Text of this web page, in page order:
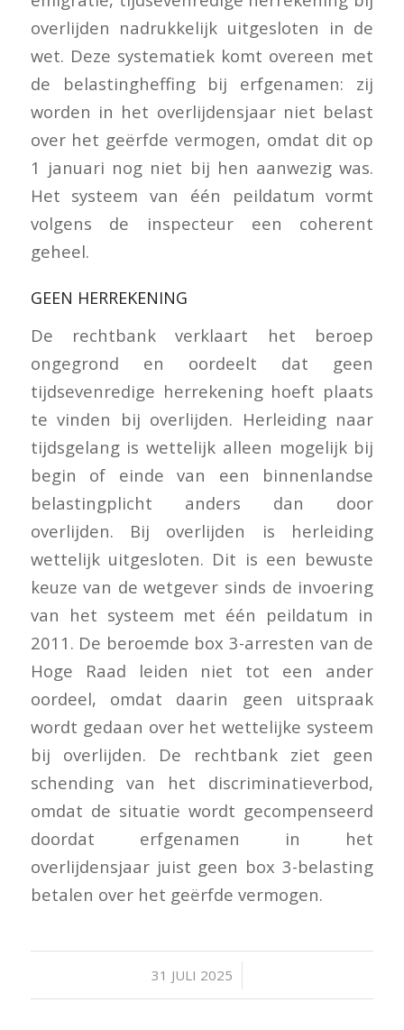
overlijden nadrukkelijk uitgesloten in de
wet. Deze systematiek komt overeen met
de belastingheffing bij erfgenamen: zij
worden in het overlijdensjaar niet belast
over het geërfde vermogen, omdat dit op
1 januari nog niet bij hen aanwezig was.
Het systeem van één peildatum vormt
volgens de inspecteur een coherent
geheel.
GEEN HERREKENING
De rechtbank verklaart het beroep
ongegrond en oordeelt dat geen
tijdsevenredige herrekening hoeft plaats
te vinden bij overlijden. Herleiding naar
tijdsgelang is wettelijk alleen mogelijk bij
begin of einde van een binnenlandse
belastingplicht anders dan door
overlijden. Bij overlijden is herleiding
wettelijk uitgesloten. Dit is een bewuste
keuze van de wetgever sinds de invoering
van het systeem met één peildatum in
2011. De beroemde box 3-arresten van de
Hoge Raad leiden niet tot een ander
oordeel, omdat daarin geen uitspraak
wordt gedaan over het wettelijke systeem
bij overlijden. De rechtbank ziet geen
schending van het discriminatieverbod,
omdat de situatie wordt gecompenseerd
doordat erfgenamen in het
overlijdensjaar juist geen box 3-belasting
betalen over het geërfde vermogen.
31 JULI 2025
/